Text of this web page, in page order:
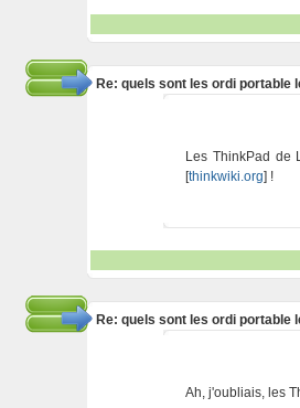
Re: quels sont les ordi
Les ThinkPad de
[thinkwiki.org] !
Re: quels sont les ordi
Ah, j'oubliais, les